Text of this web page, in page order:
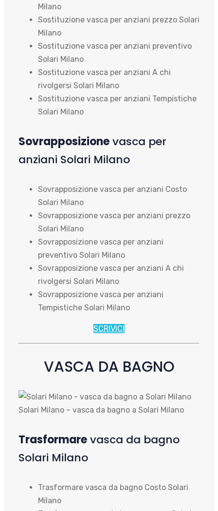
Milano
Sostituzione vasca per anziani prezzo Solari
Milano
Sostituzione vasca per anziani preventivo
Solari Milano
Sostituzione vasca per anziani A chi
rivolgersi Solari Milano
Sostituzione vasca per anziani Tempistiche
Solari Milano
Sovrapposizionevasca per
anziani Solari Milano
Sovrapposizione vasca per anziani Costo
Solari Milano
Sovrapposizione vasca per anziani prezzo
Solari Milano
Sovrapposizione vasca per anziani
preventivo Solari Milano
Sovrapposizione vasca per anziani A chi
rivolgersi Solari Milano
Sovrapposizione vasca per anziani
Tempistiche Solari Milano
SCRIVICI
VASCA DA BAGNO
Solari Milano – vasca da bagno a Solari Milano
Trasformarevasca da bagno
Solari Milano
Trasformare vasca da bagno Costo Solari
Milano